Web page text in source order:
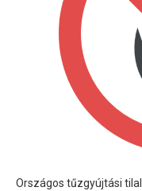
Országos tűzgyújtási